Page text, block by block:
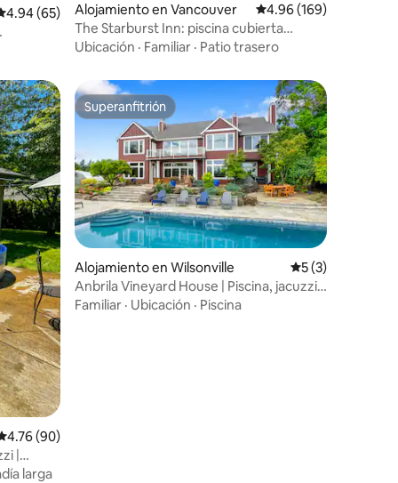
promedio: 4.94 de 5, 65 reseñas
4.94 (65)
Alojamiento en Vancouver Calificación promedio:
4.96 (169)
The Starburst Inn: piscina cubierta
climatizada, teatro
Ubicación · Familiar · Patio trasero
promedio: 4.76 de 5, 90 reseñas
4.76 (90)
|
larga
Superanfitrión
Superanfitrión
Alojamiento en Wilsonville Calificación
5 (3)
Anbrila Vineyard House | Piscina, jacuzzi y
vistas a Hood
Familiar · Ubicación · Piscina